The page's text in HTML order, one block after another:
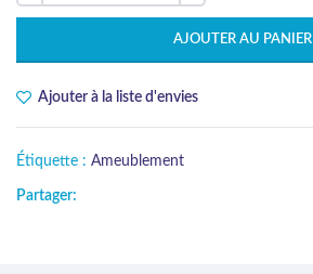
AJOUTER AU PANIER
Ajouter à la liste d'envies
Étiquette : Ameublement
Partager: